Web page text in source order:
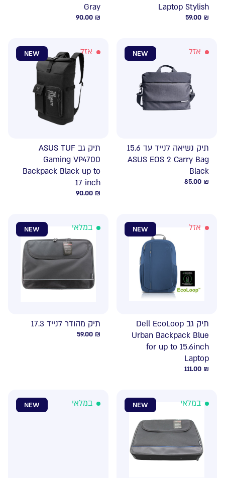
Laptop Stylish
59.00 ₪
Gray
90.00 ₪
NEW אזל
תיק נשיאה לנייד עד 15.6
ASUS EOS 2 Carry Bag
Black
85.00 ₪
NEW אזל
תיק גב ASUS TUF
Gaming VP4700
Backpack Black up to
17 inch
90.00 ₪
NEW אזל
תיק גב Dell EcoLoop
Urban Backpack Blue
for up to 15.6inch
Laptop
111.00 ₪
NEW במלאי
תיק מהודר לנייד 17.3
59.00 ₪
NEW במלאי NEW במלאי